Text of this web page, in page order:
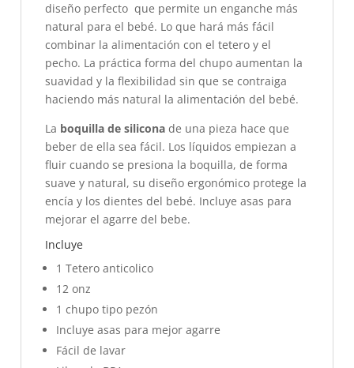
diseño perfecto que permite un enganche más
natural para el bebé. Lo que hará más fácil
combinar la alimentación con el tetero y el
pecho. La práctica forma del chupo aumentan la
suavidad y la flexibilidad sin que se contraiga
haciendo más natural la alimentación del bebé.
La boquilla de silicona de una pieza hace que
beber de ella sea fácil. Los líquidos empiezan a
fluir cuando se presiona la boquilla, de forma
suave y natural, su diseño ergonómico protege la
encía y los dientes del bebé. Incluye asas para
mejorar el agarre del bebe.
Incluye
1 Tetero anticolico
12 onz
1 chupo tipo pezón
Incluye asas para mejor agarre
Fácil de lavar